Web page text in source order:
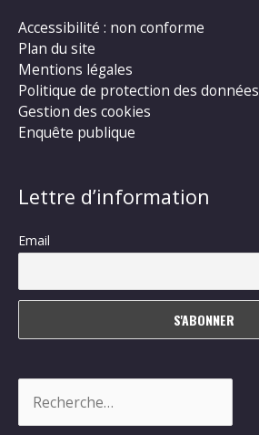
Accessibilité : non conforme
Plan du site
Mentions légales
Politique de protection des données
Gestion des cookies
Enquête publique
Lettre d’information
Email